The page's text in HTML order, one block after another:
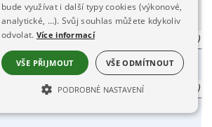
radnice Klatovy
svátku
(Zapsal: MKS Klatovy, 16.10.25)
dům Klatovy
(Zapsal: MKS Klatovy, 03.10.25)
bude využívat i další typy cookies (výkonové,
analytické, …). Svůj souhlas můžete kdykoliv
odvolat. Více informací
VŠE PŘIJMOUT VŠE ODMÍTNOUT
PODROBNÉ NASTAVENÍ
NEZBYTNĚ NUTNÉ SOUBORY